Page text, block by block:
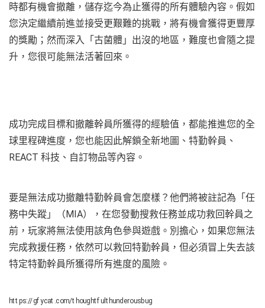
時都有機會撤離，儲存迄今為止獲得的所有體驗內容。假如
您決定繼續前進並接受更艱難的挑戰，將有機會獲得更豐厚
的獎勵；然而深入「古菌體」出沒的地區，難度也會隨之提
升，您很可能無法活著回來。
成功完成目標和撤離幹員所獲得的經驗值，都能推進您的全
球里程碑進度，您也能因此解鎖全新地圖、特勤幹員、
REACT 科技、自訂物品等內容。
要是無法成功撤離特勤幹員會怎麼樣？他們將被註記為「任
務中失蹤」（MIA），在您發動搜救任務並成功救回幹員之
前，玩家將無法使用該角色參與遊戲。別擔心，如果您無法
完成救援任務，依然可以救回特勤幹員，但必須冒上失去該
特定特勤幹員所獲得所有進度的風險。
https://gfycat.com/thoughtfulthunderousbug